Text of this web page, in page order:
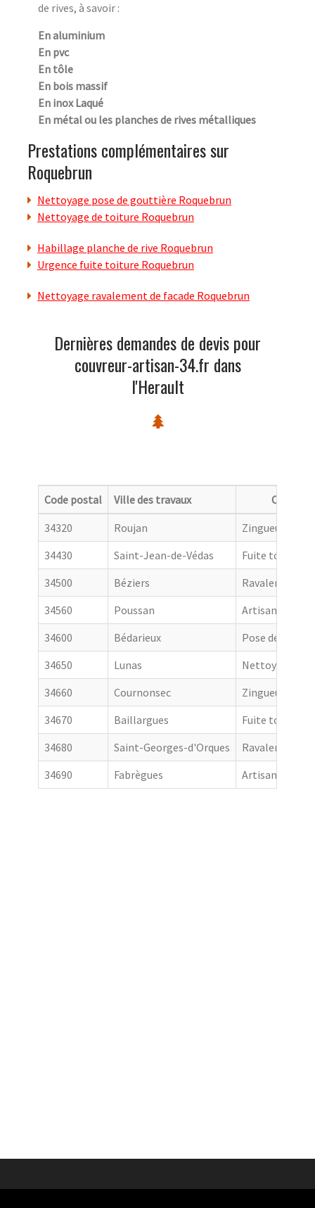
de rives, à savoir :
En aluminium
En pvc
En tôle
En bois massif
En inox Laqué
En métal ou les planches de rives métalliques
Prestations complémentaires sur
Roquebrun
Nettoyage pose de gouttière Roquebrun
Nettoyage de toiture Roquebrun
Habillage planche de rive Roquebrun
Urgence fuite toiture Roquebrun
Nettoyage ravalement de facade Roquebrun
Dernières demandes de devis pour
couvreur-artisan-34.fr dans
l'Herault
Code postal Ville des travaux
34320
Roujan
Zingueur
34430
Saint-Jean-de-Védas
Fuite toiture
34500
Béziers
Ravalement
34560
Poussan
Artisan
34600
Bédarieux
Pose de
34650
Lunas
Nettoyage de
34660
Cournonsec
Zingueur
34670
Baillargues
Fuite toiture
34680
Saint-Georges-d'Orques
Ravalement
34690
Fabrègues Artisan